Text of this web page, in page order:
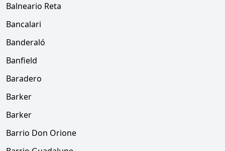
Balneario Reta
Bancalari
Banderaló
Banfield
Baradero
Barker
Barker
Barrio Don Orione